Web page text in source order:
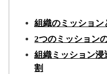
組織のミッショ
2つのミッション
組織ミッション
割